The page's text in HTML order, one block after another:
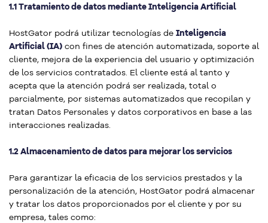
1.1 Tratamiento de datos mediante Inteligencia Artificial
HostGator podrá utilizar tecnologías de Inteligencia
Artificial (IA) con fines de atención automatizada, soporte al
cliente, mejora de la experiencia del usuario y optimización
de los servicios contratados. El cliente está al tanto y
acepta que la atención podrá ser realizada, total o
parcialmente, por sistemas automatizados que recopilan y
tratan Datos Personales y datos corporativos en base a las
interacciones realizadas.
1.2 Almacenamiento de datos para mejorar los servicios
Para garantizar la eficacia de los servicios prestados y la
personalización de la atención, HostGator podrá almacenar
y tratar los datos proporcionados por el cliente y por su
empresa, tales como: